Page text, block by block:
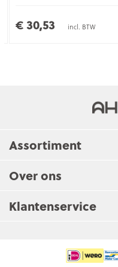
€ 30,53 incl. BTW
Assortiment
Over ons
Klantenservice